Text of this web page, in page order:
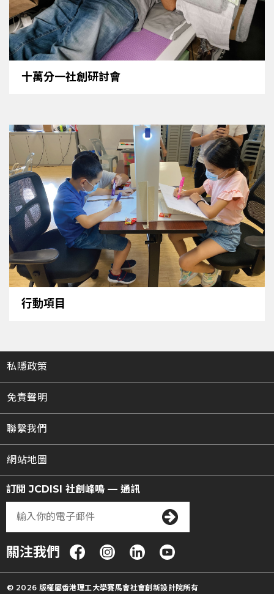
十萬分一社創研討會
行動項目
私隱政策
免責聲明
聯繫我們
網站地圖
訂閱 JCDISI 社創峰鳴 — 通訊
關注我們
© 2026 版權屬香港理工大學賽馬會社會創新設計院所有